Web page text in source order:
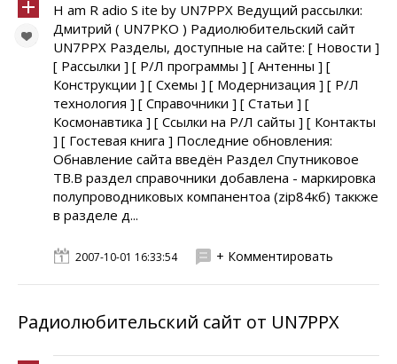
H am R adio S ite by UN7PPX Ведущий рассылки:
Дмитрий ( UN7PKO ) Радиолюбительский сайт
UN7PPX Разделы, доступные на сайте: [ Новости ]
[ Рассылки ] [ Р/Л программы ] [ Антенны ] [
Конструкции ] [ Схемы ] [ Модернизация ] [ Р/Л
технология ] [ Справочники ] [ Статьи ] [
Космонавтика ] [ Ссылки на Р/Л сайты ] [ Контакты
] [ Гостевая книга ] Последние обновления:
Обнавление сайта введён Раздел Спутниковое
ТВ.В раздел справочники добавлена - маркировка
полупроводниковых компанентоа (zip84кб) таккже
в разделе д...
2007-10-01 16:33:54 + Комментировать
Радиолюбительский сайт от UN7PPX